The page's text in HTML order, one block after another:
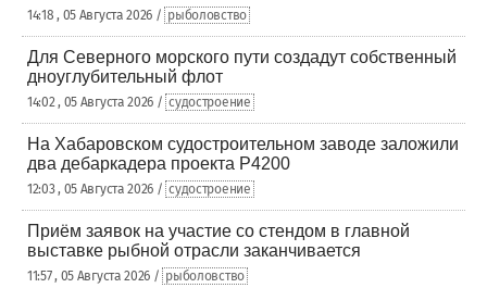
14:18 , 05 Августа 2026 / рыболовство
Для Северного морского пути создадут собственный
дноуглубительный флот
14:02 , 05 Августа 2026 / судостроение
На Хабаровском судостроительном заводе заложили
два дебаркадера проекта Р4200
12:03 , 05 Августа 2026 / судостроение
Приём заявок на участие со стендом в главной
выставке рыбной отрасли заканчивается
11:57 , 05 Августа 2026 / рыболовство